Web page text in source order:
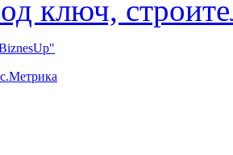
ключ,